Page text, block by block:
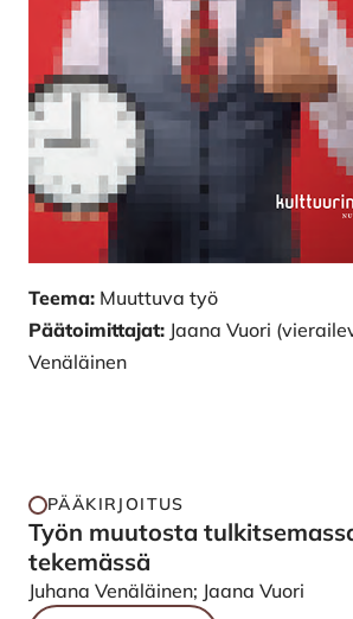
Teema: Muuttuva työ
Päätoimittajat: Jaana Vuori
Venäläinen
PÄÄKIRJOITUS
Työn muutosta
tekemässä
Juhana Venäläinen; Jaana Vuori